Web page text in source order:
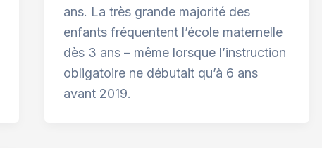
ans. La très grande majorité des
enfants fréquentent l’école maternelle
dès 3 ans – même lorsque l’instruction
obligatoire ne débutait qu’à 6 ans
avant 2019.